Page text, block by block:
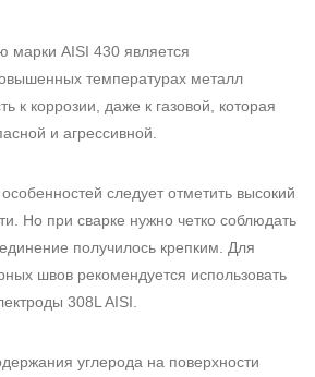
марки AISI 430 является
температурах металл
к коррозии, даже к газовой, которая
и агрессивной.
следует отметить высокий
Но при сварке нужно четко соблюдать
получилось крепким. Для
швов рекомендуется использовать
308L AISI.
углерода на поверхности